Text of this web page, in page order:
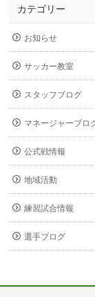
カテゴリー
お知らせ
サッカー教室
スタッフブログ
マネージャーブロ
公式戦情報
地域活動
練習試合情報
選手ブログ